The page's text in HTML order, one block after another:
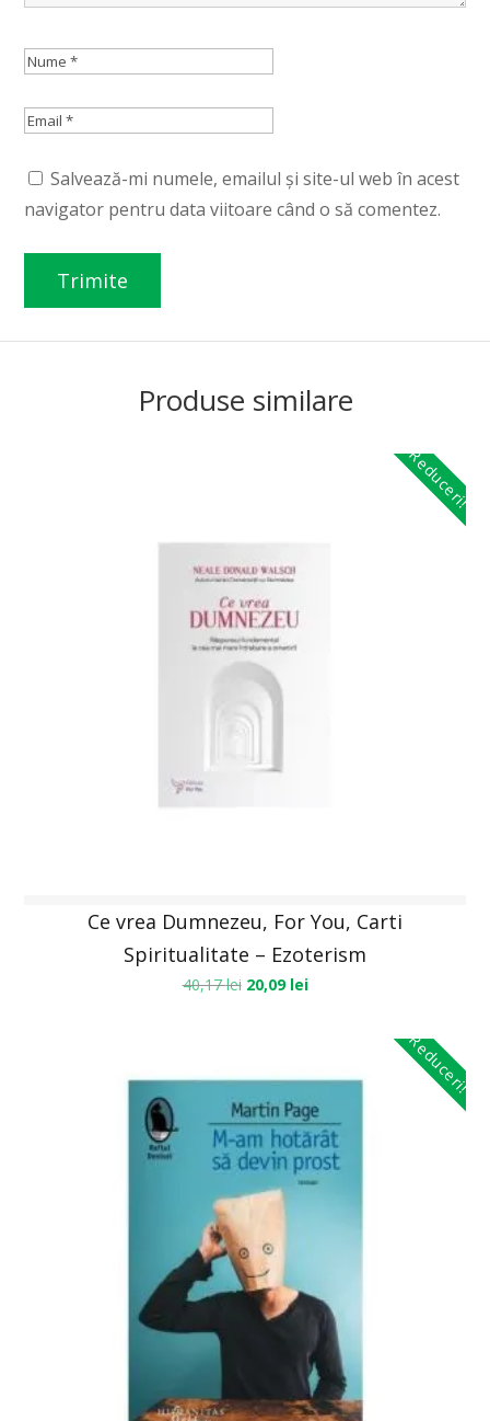
Salvează-mi numele, emailul și site-ul web în acest
navigator pentru data viitoare când o să comentez.
Produse similare
Reduceri!
Ce vrea Dumnezeu, For You, Carti
Spiritualitate – Ezoterism
40,17lei 20,09 lei
Reduceri!